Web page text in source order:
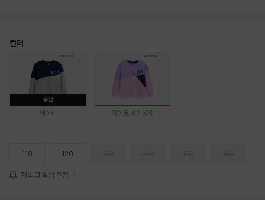
컬러
품절
네이비 라이트 바이올렛
110 120
재입고 알림 신청